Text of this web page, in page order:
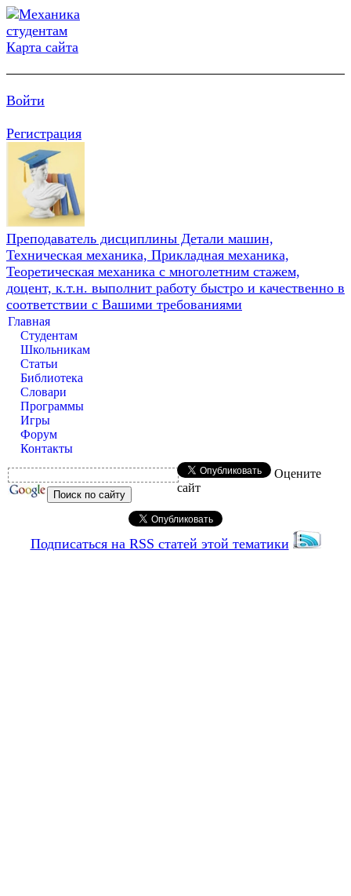
Карта сайта
Войти
Регистрация
Преподаватель дисциплины Детали машин,
Техническая механика, Прикладная механика,
Теоретическая механика с многолетним стажем,
доцент, к.т.н. выполнит работу быстро и качественно в
соответствии с Вашими требованиями
Главная
Студентам
Школьникам
Статьи
Библиотека
Словари
Программы
Игры
Форум
Контакты
Оцените
сайт
Подписаться на RSS статей этой тематики